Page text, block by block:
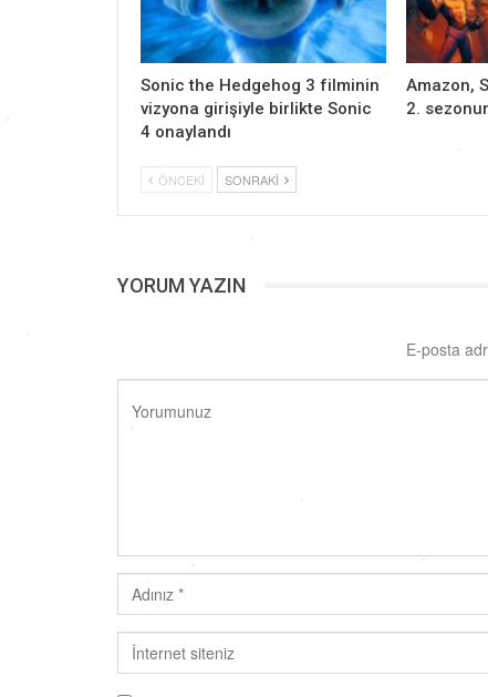
Sonic the Hedgehog 3 filminin
vizyona girişiyle birlikte Sonic
4 onaylandı
Amazon,
2.
ÖNCEKI SONRAKI
YORUM YAZIN
E-posta